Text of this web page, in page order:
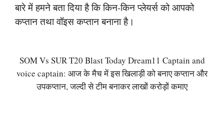
बारे में हमने बता दिया है कि किन-किन प्लेयर्स को आपको
कप्तान तथा वॉइस कप्तान बनाना है।
SOM Vs SUR T20 Blast Today Dream11 Captain and
voice captain: आज के मैच में इस खिलाड़ी को बनाए कप्तान और
उपकप्तान, जल्दी से टीम बनाकर लाखों करोड़ों कमाए